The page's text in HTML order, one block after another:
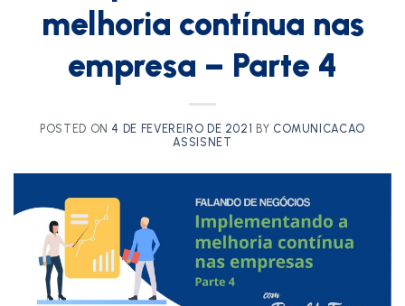
melhoria contínua nas
empresa – Parte 4
POSTED ON 4 DE FEVEREIRO DE 2021 BY COMUNICACAO
ASSISNET